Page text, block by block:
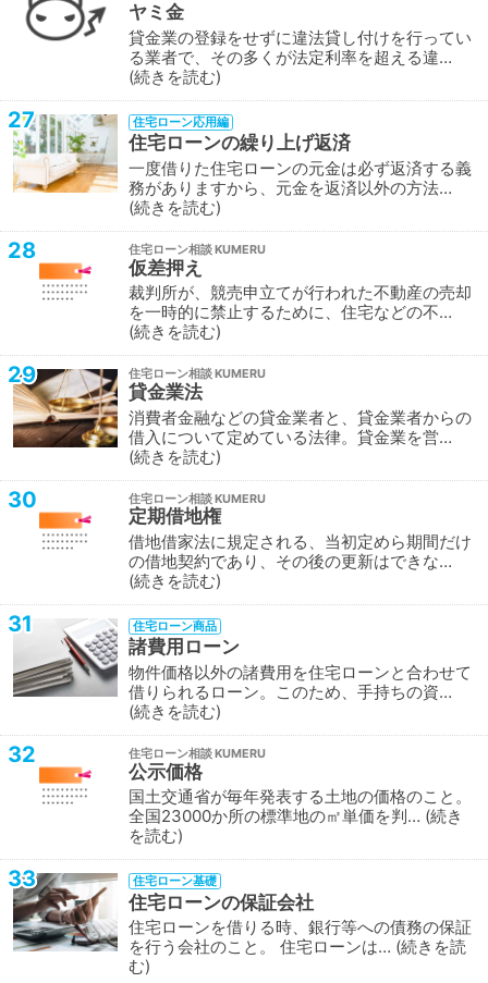
ヤミ金
貸金業の登録をせずに違法貸し付けを行ってい
る業者で、その多くが法定利率を超える違…
続きを読む
27 住宅ローン応用編
住宅ローンの繰り上げ返済
一度借りた住宅ローンの元金は必ず返済する義
務がありますから、元金を返済以外の方法…
続きを読む
28 住宅ローン相談
仮差押え
裁判所が、競売申立てが行われた不動産の売却
を一時的に禁止するために、住宅などの不…
続きを読む
29 住宅ローン相談
貸金業法
消費者金融などの貸金業者と、貸金業者からの
借入について定めている法律。貸金業を営…
続きを読む
30 住宅ローン相談
定期借地権
借地借家法に規定される、当初定めら期間だけ
の借地契約であり、その後の更新はできな…
続きを読む
31 住宅ローン商品
諸費用ローン
物件価格以外の諸費用を住宅ローンと合わせて
借りられるローン。このため、手持ちの資…
続きを読む
32 住宅ローン相談
公示価格
国土交通省が毎年発表する土地の価格のこと。
全国23000か所の標準地の㎡単価を判… 続き
を読む
33 住宅ローン基礎
住宅ローンの保証会社
住宅ローンを借りる時、銀行等への債務の保証
を行う会社のこと。 住宅ローンは… 続きを読
む